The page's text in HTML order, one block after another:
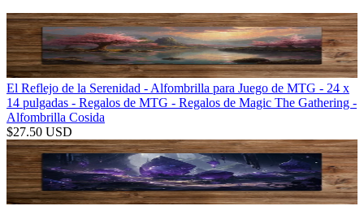
El Reflejo de la Serenidad - Alfombrilla para Juego de MTG - 24 x
14 pulgadas - Regalos de MTG - Regalos de Magic The Gathering -
Alfombrilla Cosida
$27.50 USD